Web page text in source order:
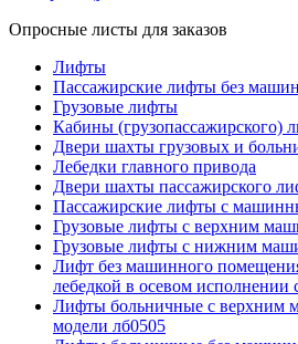
Опросные листы для заказов
Лифты
Пассажирские лифты без
Грузовые лифты
Кабины (грузопассажирского)
Двери шахты грузовых и
Лебедки главного привода
Двери шахты пассажирского
Пассажирские лифты с
Грузовые лифты с верхним
Грузовые лифты с нижним
Лифт без машинного
лебедкой в осевом исполнении
Лифты больничные с
модели лб0505